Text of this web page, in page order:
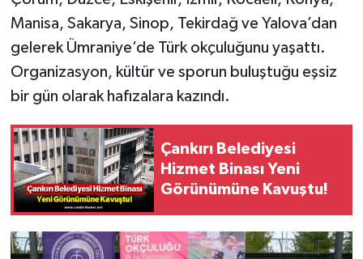
Manisa, Sakarya, Sinop, Tekirdağ ve Yalova’dan
gelerek Ümraniye’de Türk okçuluğunu yaşattı.
Organizasyon, kültür ve sporun buluştuğu eşsiz
bir gün olarak hafızalara kazındı.
Çankırı Belediyesi
Hizmet Binası Yeni
Görünümüne Kavuştu!